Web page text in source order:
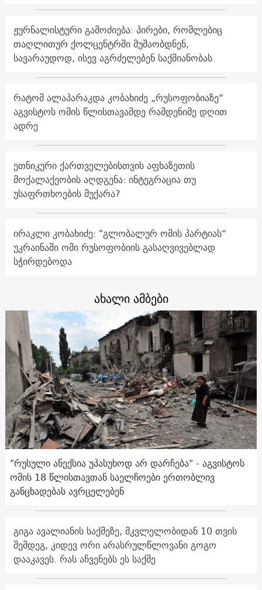
ჟურნალისტური გამოძიება: პირები, რომლებიც
თაღლითურ ქოლცენტრში მუშაობდნენ,
სავარაუდოდ, ისევ აგრძელებენ საქმიანობას
რატომ ალაპარაკდა კობახიძე „რუსოფობიაზე“
აგვისტოს ომის წლისთავამდე რამდენიმე დღით
ადრე
ეთნიკური ქართველებისთვის აფხაზეთის
მოქალაქეობის აღდგენა: ინტეგრაცია თუ
უსაფრთხოების მუქარა?
ირაკლი კობახიძე: "გლობალურ ომის პარტიას“
უკრაინაში ომი რუსოფობიის გასაღვივებლად
სჭირდებოდა
ახალი ამბები
"რუსული ანექსია უპასუხოდ არ დარჩება" - აგვისტოს
ომის 18 წლისთავთან საელჩოები ერთობლივ
განცხადებას ავრცელებენ
გიგა ავალიანის საქმეზე, მკვლელობიდან 10 თვის
შემდეგ, კიდევ ორი არასრულწლოვანი გოგო
დააკავეს. რას აჩვენებს ეს საქმე